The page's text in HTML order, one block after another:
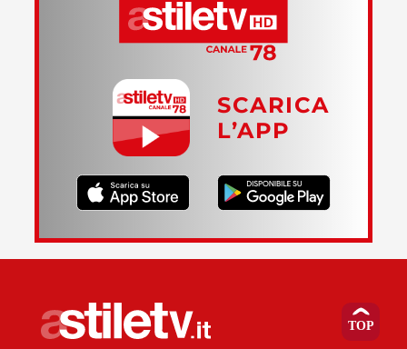
SCARICA
L’APP